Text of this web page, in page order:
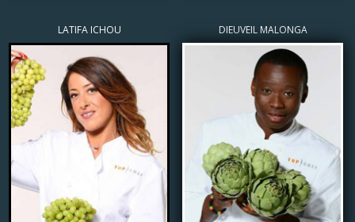
LATIFA ICHOU DIEUVEIL MALONGA